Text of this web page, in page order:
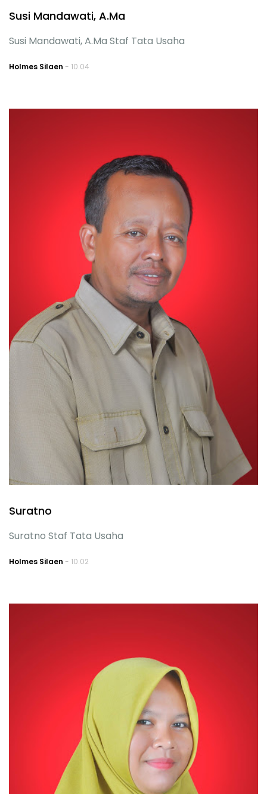
Susi Mandawati, A.Ma
Susi Mandawati, A.Ma Staf Tata Usaha
Holmes Silaen - 10.04
Suratno
Suratno Staf Tata Usaha
Holmes Silaen - 10.02